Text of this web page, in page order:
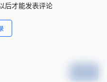
后才能发表评论